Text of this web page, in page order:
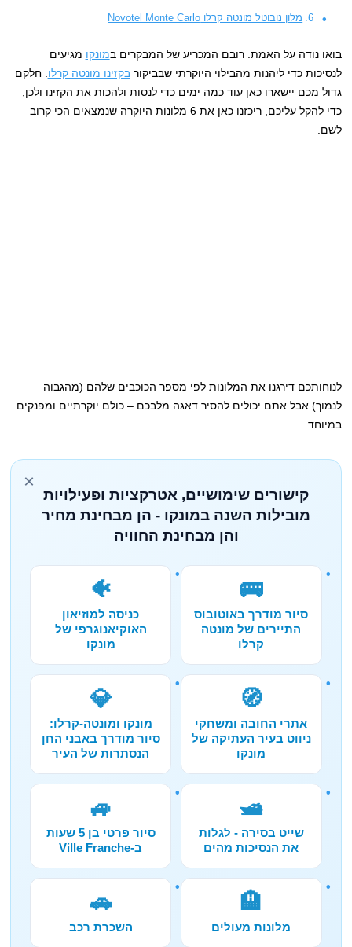
מלון נובוטל מונטה קרלו Novotel Monte Carlo
בואו נודה על האמת. רובם המכריע של המבקרים במונקו מגיעים
לנסיכות כדי ליהנות מהבילוי היוקרתי שבביקורבקזינו מונטה קרלו . חלקם
גדול מכם יישארו כאן עוד כמה ימים כדי לנסות ולהכות את הקזינו ולכן,
כדי להקל עליכם, ריכזנו כאן את 6 מלונות היוקרה שנמצאים הכי קרוב
לשם.
לנוחותכם דירגנו את המלונות לפי מספר הכוכבים שלהם (מהגבוה
לנמוך) אבל אתם יכולים להסיר דאגה מלבכם – כולם יוקרתיים ומפנקים
במיוחד.
×
קישורים שימושיים, אטרקציות ופעילויות
מובילות השנה במונקו - הן מבחינת מחיר
והן מבחינת החוויה
🚌
סיור מודרך באוטובוס
התיירים של מונטה
קרלו
🐠
כניסה למוזיאון
האוקיאנוגרפי של
מונקו
🧭
אתרי החובה ומשחקי
ניווט בעיר העתיקה של
מונקו
💎
מונקו ומונטה-קרלו:
סיור מודרך באבני החן
הנסתרות של העיר
🛥️
שייט בסירה - לגלות
את הנסיכות מהים
🚙
סיור פרטי בן 5 שעות
ב-Ville Franche
🏨
מלונות מעולים
🚗
השכרת רכב